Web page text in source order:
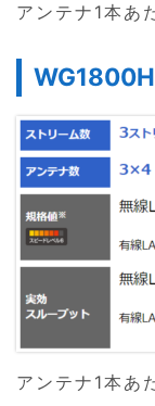
アンテナ1本あ
アンテナ1本